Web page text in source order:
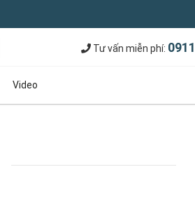
Video
Tư vấn miễn phí: